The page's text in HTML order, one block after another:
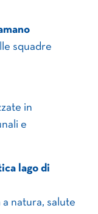
squadre
in
e
lago di
natura, salute